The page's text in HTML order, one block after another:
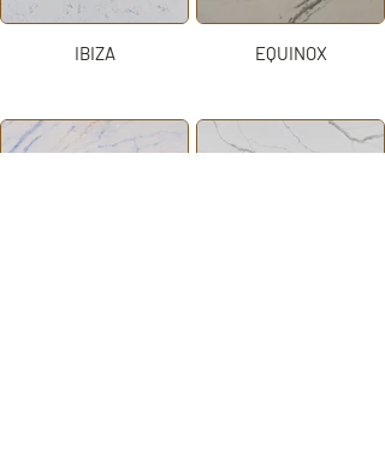
IBIZA EQUINOX